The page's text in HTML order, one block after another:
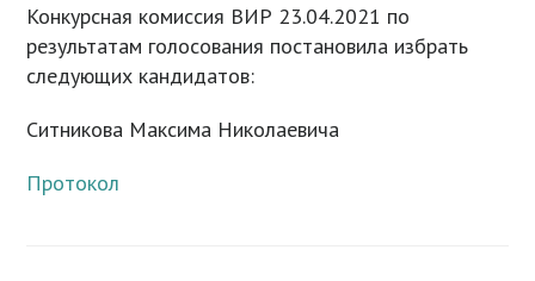
Конкурсная комиссия ВИР 23.04.2021 по
результатам голосования постановила избрать
следующих кандидатов:
Ситникова Максима Николаевича
Протокол